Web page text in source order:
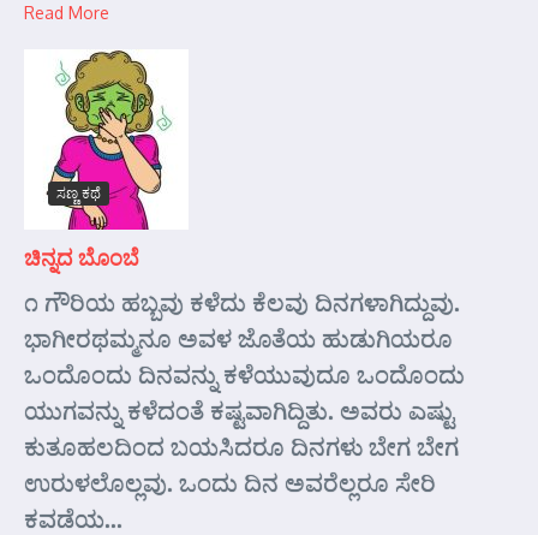
Read More
ಸಣ್ಣ ಕಥೆ
ಚಿನ್ನದ ಬೊಂಬೆ
೧ ಗೌರಿಯ ಹಬ್ಬವು ಕಳೆದು ಕೆಲವು ದಿನಗಳಾಗಿದ್ದುವು.
ಭಾಗೀರಥಮ್ಮನೂ ಅವಳ ಜೊತೆಯ ಹುಡುಗಿಯರೂ
ಒಂದೊಂದು ದಿನವನ್ನು ಕಳೆಯುವುದೂ ಒಂದೊಂದು
ಯುಗವನ್ನು ಕಳೆದಂತೆ ಕಷ್ಟವಾಗಿದ್ದಿತು. ಅವರು ಎಷ್ಟು
ಕುತೂಹಲದಿಂದ ಬಯಸಿದರೂ ದಿನಗಳು ಬೇಗ ಬೇಗ
ಉರುಳಲೊಲ್ಲವು. ಒಂದು ದಿನ ಅವರೆಲ್ಲರೂ ಸೇರಿ
ಕವಡೆಯ...